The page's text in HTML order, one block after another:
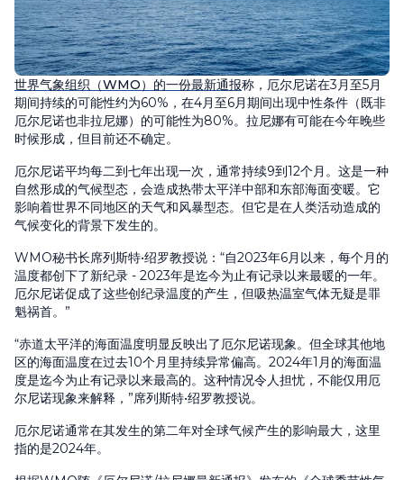
世界气象组织（WMO）的一份最新通报称，厄尔尼诺在3月至5月
期间持续的可能性约为60%，在4月至6月期间出现中性条件（既非
厄尔尼诺也非拉尼娜）的可能性为80%。拉尼娜有可能在今年晚些
时候形成，但目前还不确定。
厄尔尼诺平均每二到七年出现一次，通常持续9到12个月。这是一种
自然形成的气候型态，会造成热带太平洋中部和东部海面变暖。它
影响着世界不同地区的天气和风暴型态。但它是在人类活动造成的
气候变化的背景下发生的。
WMO秘书长席列斯特•绍罗教授说：“自2023年6月以来，每个月的
温度都创下了新纪录 - 2023年是迄今为止有记录以来最暖的一年。
厄尔尼诺促成了这些创纪录温度的产生，但吸热温室气体无疑是罪
魁祸首。”
“赤道太平洋的海面温度明显反映出了厄尔尼诺现象。但全球其他地
区的海面温度在过去10个月里持续异常偏高。2024年1月的海面温
度是迄今为止有记录以来最高的。这种情况令人担忧，不能仅用厄
尔尼诺现象来解释，”席列斯特•绍罗教授说。
厄尔尼诺通常在其发生的第二年对全球气候产生的影响最大，这里
指的是2024年。